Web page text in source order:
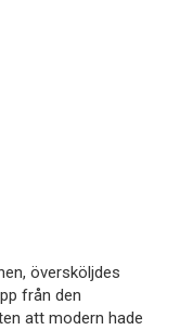
översköljdes
från den
att modern hade